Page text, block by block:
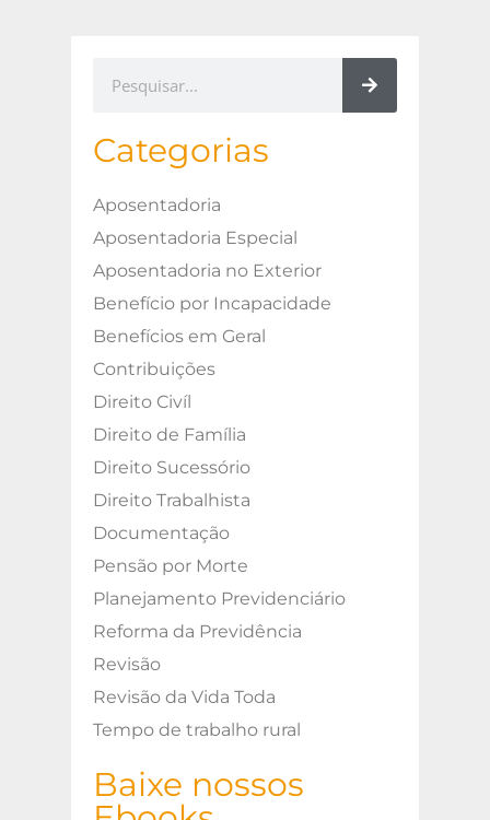
Categorias
Aposentadoria
Aposentadoria Especial
Aposentadoria no Exterior
Benefício por Incapacidade
Benefícios em Geral
Contribuições
Direito Civíl
Direito de Família
Direito Sucessório
Direito Trabalhista
Documentação
Pensão por Morte
Planejamento Previdenciário
Reforma da Previdência
Revisão
Revisão da Vida Toda
Tempo de trabalho rural
Baixe nossos